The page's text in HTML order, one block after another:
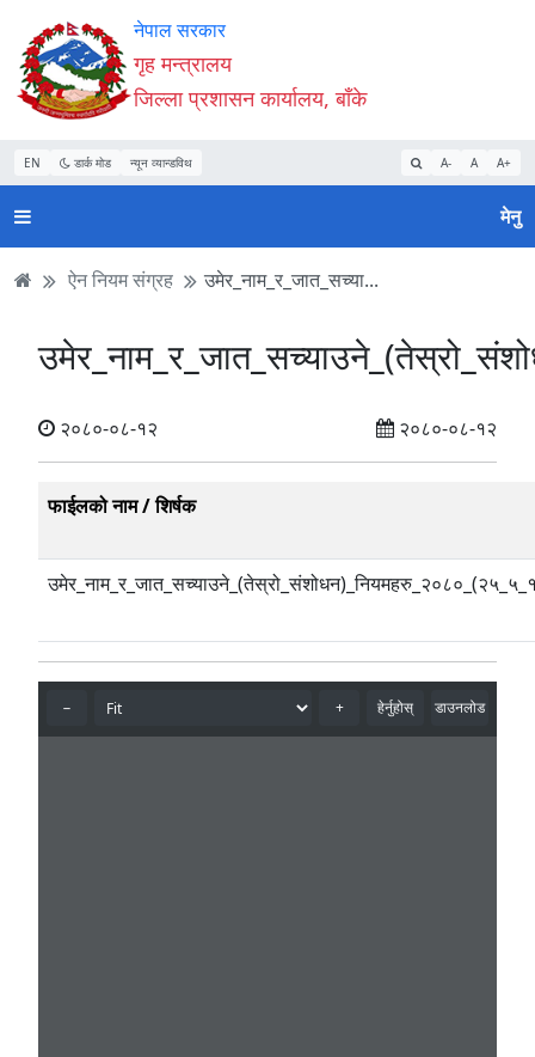
Accessibility
Mode
सुरु
गर्नुहोस्
सामाग्री
पढ्नुहाेस्
नेभिगेसन
पढ्नुहाेस्
वेबसाइट
खोजमा
जानुहोस्
नेपाल सरकार
गृह मन्त्रालय
जिल्ला प्रशासन कार्यालय, बाँके
EN डार्क मोड न्यून व्यान्डविथ A- A A+
मेनु
ऐन नियम संग्रह उमेर_नाम_र_जात_सच्या...
२०८०-०८-१२ २०८०-०८-१२
फाईलको नाम / शिर्षक